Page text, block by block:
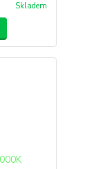
Skladem